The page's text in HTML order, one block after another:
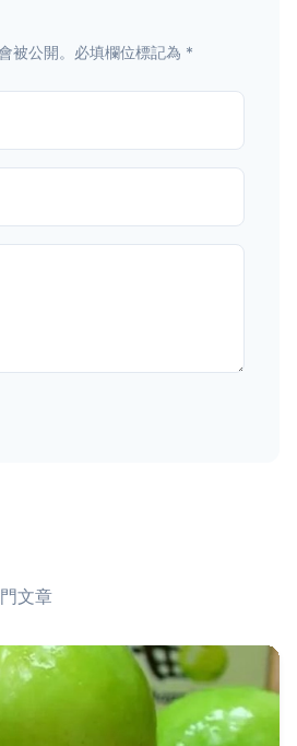
被公開。必填欄位標記為 *
文章